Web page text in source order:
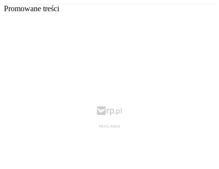
Promowane treści